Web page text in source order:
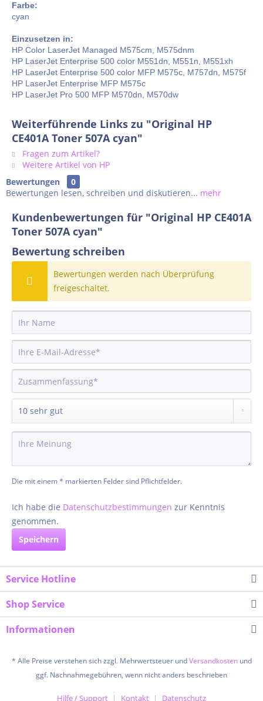
Farbe:
cyan
Einzusetzen in:
HP Color LaserJet Managed M575cm, M575dnm
HP LaserJet Enterprise 500 color M551dn, M551n, M551xh
HP LaserJet Enterprise 500 color MFP M575c, M757dn, M575f
HP LaserJet Enterprise MFP M575c
HP LaserJet Pro 500 MFP M570dn, M570dw
Weiterführende Links zu "Original HP
CE401A Toner 507A cyan"
Fragen zum Artikel?
Weitere Artikel von HP
Bewertungen
0
Bewertungen lesen, schreiben und diskutieren... mehr
Kundenbewertungen für "Original HP CE401A
Toner 507A cyan"
Bewertung schreiben
Bewertungen werden nach Überprüfung
freigeschaltet.
Die mit einem * markierten Felder sind Pflichtfelder.
Ich habe die Datenschutzbestimmungen zur Kenntnis
genommen.
Speichern
Service Hotline
Shop Service
Informationen
* Alle Preise verstehen sich zzgl. Mehrwertsteuer undVersandkostenund
ggf. Nachnahmegebühren, wenn nicht anders beschrieben
Hilfe / Support Kontakt Datenschutz